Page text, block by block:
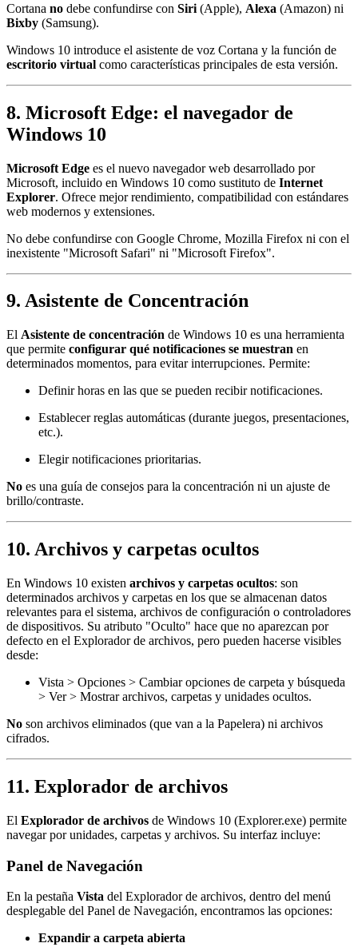
Cortana no debe confundirse con Siri (Apple), Alexa (Amazon) ni
Bixby (Samsung).
Windows 10 introduce el asistente de voz Cortana y la función de
escritorio virtual como características principales de esta versión.
8. Microsoft Edge: el navegador de
Windows 10
Microsoft Edge es el nuevo navegador web desarrollado por
Microsoft, incluido en Windows 10 como sustituto de Internet
Explorer. Ofrece mejor rendimiento, compatibilidad con estándares
web modernos y extensiones.
No debe confundirse con Google Chrome, Mozilla Firefox ni con el
inexistente "Microsoft Safari" ni "Microsoft Firefox".
9. Asistente de Concentración
El Asistente de concentración de Windows 10 es una herramienta
que permite configurar qué notificaciones se muestran en
determinados momentos, para evitar interrupciones. Permite:
Definir horas en las que se pueden recibir notificaciones.
Establecer reglas automáticas (durante juegos, presentaciones,
etc.).
Elegir notificaciones prioritarias.
No es una guía de consejos para la concentración ni un ajuste de
brillo/contraste.
10. Archivos y carpetas ocultos
En Windows 10 existen archivos y carpetas ocultos: son
determinados archivos y carpetas en los que se almacenan datos
relevantes para el sistema, archivos de configuración o controladores
de dispositivos. Su atributo "Oculto" hace que no aparezcan por
defecto en el Explorador de archivos, pero pueden hacerse visibles
desde:
Vista > Opciones > Cambiar opciones de carpeta y búsqueda
> Ver > Mostrar archivos, carpetas y unidades ocultos.
No son archivos eliminados (que van a la Papelera) ni archivos
cifrados.
11. Explorador de archivos
El Explorador de archivos de Windows 10 (Explorer.exe) permite
navegar por unidades, carpetas y archivos. Su interfaz incluye:
Panel de Navegación
En la pestaña Vista del Explorador de archivos, dentro del menú
desplegable del Panel de Navegación, encontramos las opciones:
Expandir a carpeta abierta